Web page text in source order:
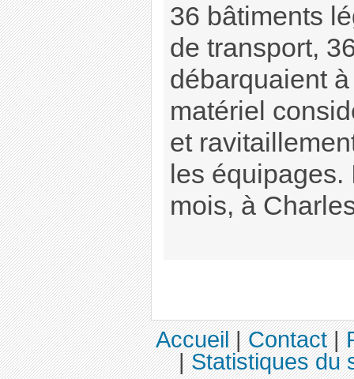
36 bâtiments
de transport,
débarquaient
matériel
et
les
mois, à
Accueil|Contact|
|Statistiques du